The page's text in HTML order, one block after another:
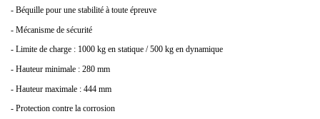
- Béquille pour une stabilité à toute épreuve
- Mécanisme de sécurité
- Limite de charge : 1000 kg en statique / 500 kg en dynamique
- Hauteur minimale : 280 mm
- Hauteur maximale : 444 mm
- Protection contre la corrosion